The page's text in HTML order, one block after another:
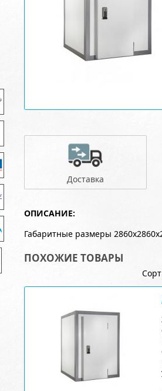
Доставка
ОПИСАНИЕ:
Габаритные размеры
ПОХОЖИЕ ТОВАРЫ